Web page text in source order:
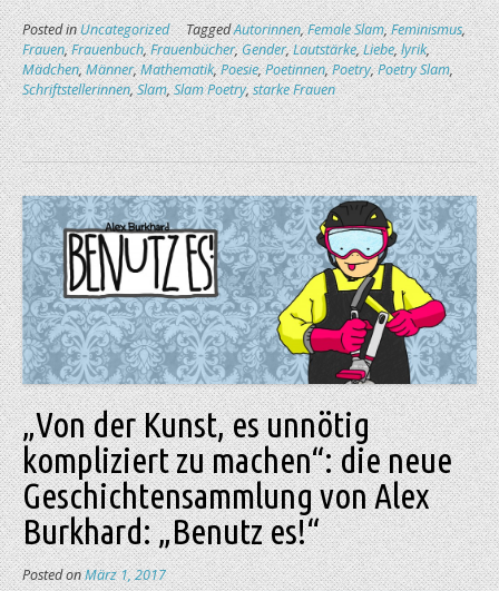
Posted inUncategorized TaggedAutorinnen,Female Slam,Feminismus,
Frauen,Frauenbuch,Frauenbücher,Gender,Lautstärke,Liebe,lyrik,
Mädchen,Männer,Mathematik,Poesie,Poetinnen,Poetry,Poetry Slam,
Schriftstellerinnen,Slam,Slam Poetry,starke Frauen
„Von der Kunst, es unnötig
kompliziert zu machen“: die neue
Geschichtensammlung von Alex
Burkhard: „Benutz es!“
Posted onMärz 1, 2017